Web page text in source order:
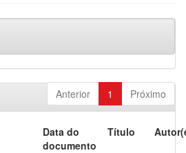
Anterior 1 Próximo
Data do
documento
Título